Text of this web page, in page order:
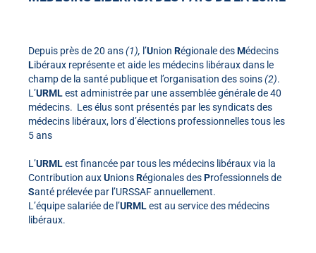
Depuis près de 20 ans(1), l’Union Régionale desMédecins
Libéraux représente et aide les médecins libéraux dans le
champ de la santé publique et l’organisation des soins(2).
L’URMLest administrée par une assemblée générale de 40
médecins. Les élus sont présentés par les syndicats des
médecins libéraux, lors d’élections professionnelles tous les
5 ans
L’URMLest financée par tous les médecins libéraux via la
Contribution auxUnionsRégionales desProfessionnels de
Santé prélevée par l’URSSAF annuellement.
L’équipe salariée de l’URMLest au service des médecins
libéraux.